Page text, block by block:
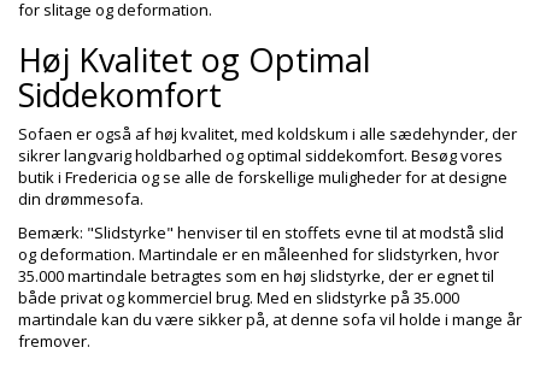
for slitage og deformation.
Høj Kvalitet og Optimal
Siddekomfort
Sofaen er også af høj kvalitet, med koldskum i alle sædehynder, der
sikrer langvarig holdbarhed og optimal siddekomfort. Besøg vores
butik i Fredericia og se alle de forskellige muligheder for at designe
din drømmesofa.
Bemærk: "Slidstyrke" henviser til en stoffets evne til at modstå slid
og deformation. Martindale er en måleenhed for slidstyrken, hvor
35.000 martindale betragtes som en høj slidstyrke, der er egnet til
både privat og kommerciel brug. Med en slidstyrke på 35.000
martindale kan du være sikker på, at denne sofa vil holde i mange år
fremover.